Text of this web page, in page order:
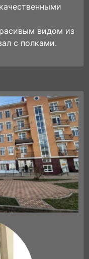
видом из
с полками.